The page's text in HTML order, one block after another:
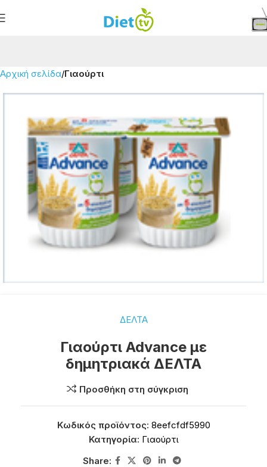
Αρχική σελίδα Γιαούρτι
ΔΕΛΤΑ
Γιαούρτι Advance με
δημητριακά ΔΕΛΤΑ
Προσθήκη στη σύγκριση
Κωδικός προϊόντος: 8eefcfdf5990
Κατηγορία: Γιαούρτι
Share: